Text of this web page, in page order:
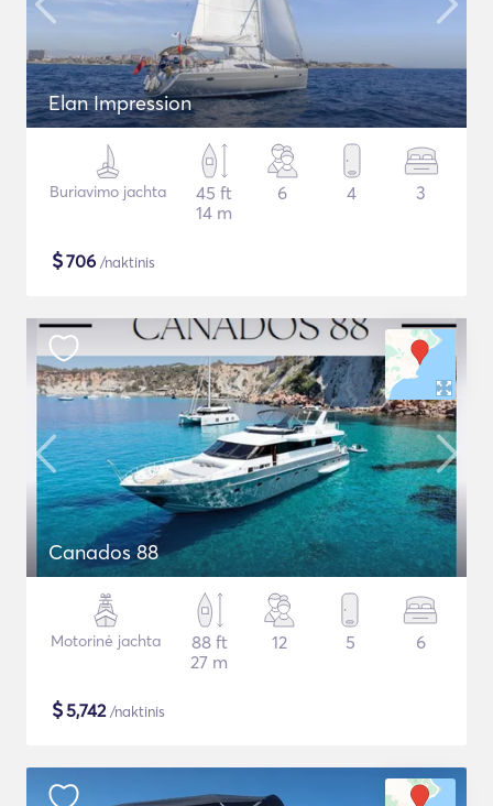
Elan Impression
Buriavimo jachta
45 ft
14 m
6 4 3
$706 /naktinis
Canados 88
Motorinė jachta
88 ft
27 m
12 5 6
$5,742/naktinis